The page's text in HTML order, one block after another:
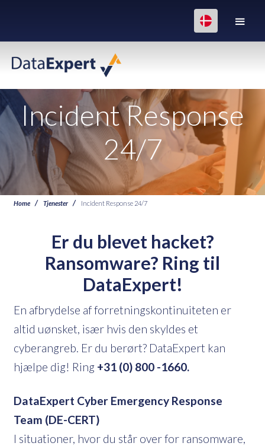
Incident Response
24/7
Home Tjenester Incident Response 24/7
Er du blevet hacket?
Ransomware? Ring til
DataExpert!
En afbrydelse af forretningskontinuiteten er
altid uønsket, især hvis den skyldes et
cyberangreb. Er du berørt? DataExpert kan
hjælpe dig! Ring +31 (0) 800 -1660.
DataExpert Cyber Emergency Response
Team (DE-CERT)
I situationer, hvor du står over for ransomware,